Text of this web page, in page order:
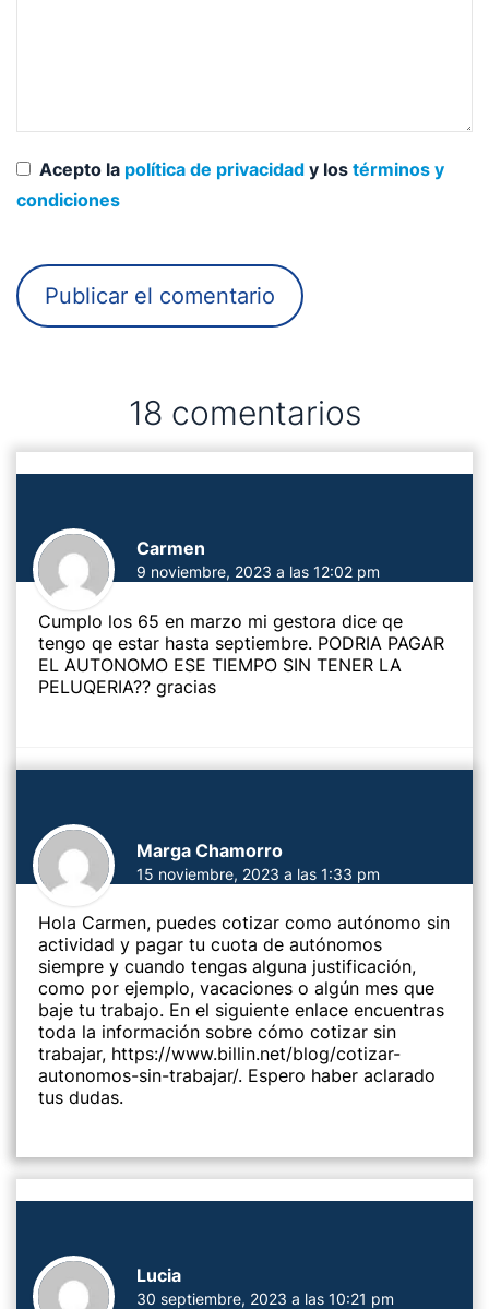
Acepto la política de privacidad y los términos y
condiciones
18 comentarios
Carmen
9 noviembre, 2023 a las 12:02 pm
Cumplo los 65 en marzo mi gestora dice qe
tengo qe estar hasta septiembre. PODRIA PAGAR
EL AUTONOMO ESE TIEMPO SIN TENER LA
PELUQERIA?? gracias
Marga Chamorro
15 noviembre, 2023 a las 1:33 pm
Hola Carmen, puedes cotizar como autónomo sin
actividad y pagar tu cuota de autónomos
siempre y cuando tengas alguna justificación,
como por ejemplo, vacaciones o algún mes que
baje tu trabajo. En el siguiente enlace encuentras
toda la información sobre cómo cotizar sin
trabajar, https://www.billin.net/blog/cotizar-
autonomos-sin-trabajar/. Espero haber aclarado
tus dudas.
Lucia
30 septiembre, 2023 a las 10:21 pm